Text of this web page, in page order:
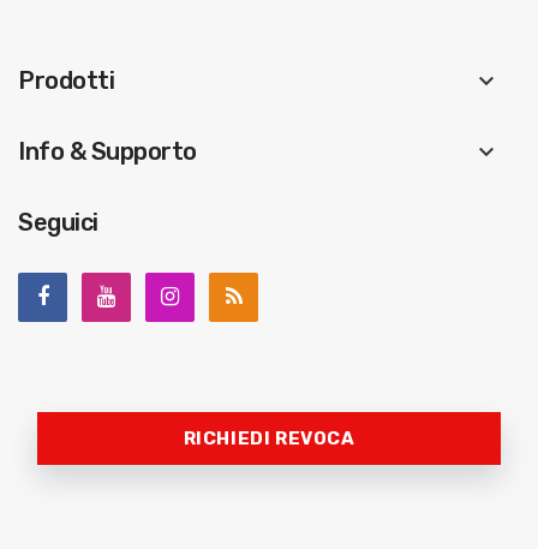
Prodotti keyboard_arrow_down
Info & Supporto keyboard_arrow_down
Seguici
RICHIEDI REVOCA